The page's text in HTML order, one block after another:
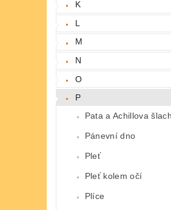
K
L
M
N
O
P
Pata a Achillova
Pánevní dno
Pleť
Pleť kolem očí
Plíce